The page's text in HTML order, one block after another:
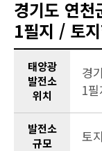
경기도 연
1필지 / 토
태양광
발전소
위치
경
1필
발전소
규모
토